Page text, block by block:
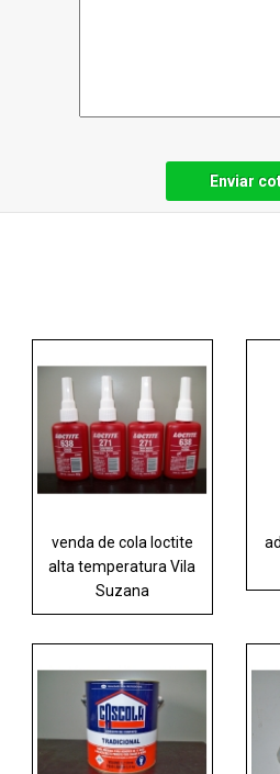
Enviar
venda de cola loctite
alta temperatura Vila
Suzana